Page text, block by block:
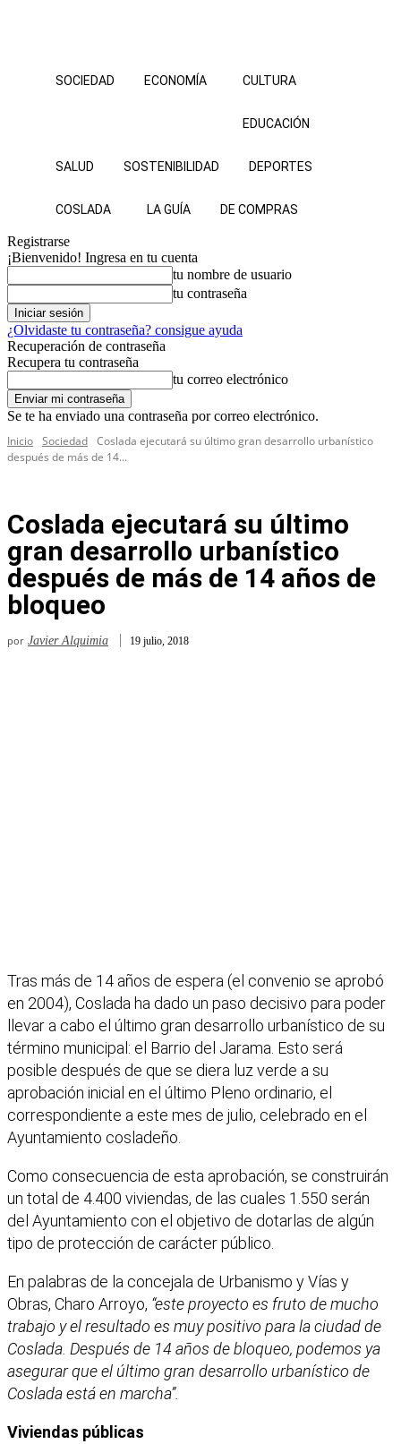
SOCIEDAD ECONOMÍA CULTURA
EDUCACIÓN
SALUD SOSTENIBILIDAD DEPORTES
COSLADA LA GUÍA DE COMPRAS
Registrarse
¡Bienvenido! Ingresa en tu cuenta
tu nombre de usuario
tu contraseña
¿Olvidaste tu contraseña? consigue ayuda
Recuperación de contraseña
Recupera tu contraseña
tu correo electrónico
Se te ha enviado una contraseña por correo electrónico.
Inicio Sociedad Coslada ejecutará su último gran desarrollo urbanístico
después de más de 14...
Coslada ejecutará su último
gran desarrollo urbanístico
después de más de 14 años de
bloqueo
por Javier Alquimia 19 julio, 2018
Tras más de 14 años de espera (el convenio se aprobó
en 2004), Coslada ha dado un paso decisivo para poder
llevar a cabo el último gran desarrollo urbanístico de su
término municipal: el Barrio del Jarama. Esto será
posible después de que se diera luz verde a su
aprobación inicial en el último Pleno ordinario, el
correspondiente a este mes de julio, celebrado en el
Ayuntamiento cosladeño.
Como consecuencia de esta aprobación, se construirán
un total de 4.400 viviendas, de las cuales 1.550 serán
del Ayuntamiento con el objetivo de dotarlas de algún
tipo de protección de carácter público.
En palabras de la concejala de Urbanismo y Vías y
Obras, Charo Arroyo, “este proyecto es fruto de mucho
trabajo y el resultado es muy positivo para la ciudad de
Coslada. Después de 14 años de bloqueo, podemos ya
asegurar que el último gran desarrollo urbanístico de
Coslada está en marcha”.
Viviendas públicas